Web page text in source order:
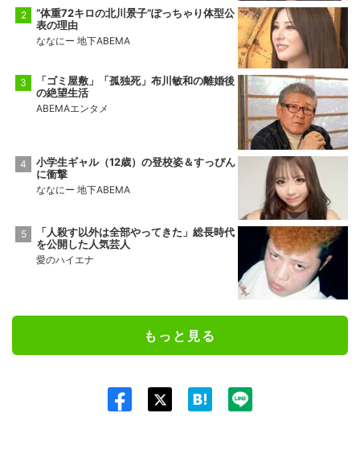
“体重72キロの北川景子”ぽっちゃり体型公
表の理由
ななにー 地下ABEMA
「ゴミ屋敷」「孤独死」布川敏和の離婚後
の絶望生活
ABEMAエンタメ
小学生ギャル（12歳）の登校姿＆すっぴん
に衝撃
ななにー 地下ABEMA
「人殺す以外は全部やってきた」総長時代
を公開した人気芸人
愛のハイエナ
もっと見る